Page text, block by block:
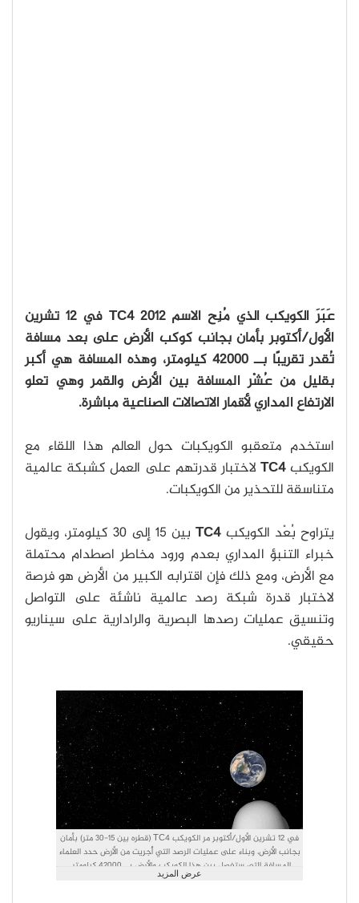
عَبَرَ الكويكب الذي مُنِح الاسم 2012 TC4 في 12 تشرين
الأول/أكتوبر بأمان بجانب كوكب الأرض على بعد مسافة
تُقدر تقريبًا بــ 42000 كيلومتر، وهذه المسافة هي أكبر
بقليل من عُشْر المسافة بين الأرض والقمر وهي تعلو
الارتفاع المداري لأقمار الاتصالات الصناعية مباشرة.
استخدم متعقبو الكويكبات حول العالم هذا اللقاء مع
الكويكبTC4لاختبار قدرتهم على العمل كشبكة عالمية
متناسقة للتحذير من الكويكبات.
يتراوح بُعْد الكويكب TC4
بين 15 إلى 30 كيلومتر، ويقول
خبراء التنبؤ المداري بعدم ورود مخاطر اصطدام محتملة
مع الأرض، ومع ذلك فإن اقترابه الكبير من الأرض هو فرصة
لاختبار قدرة شبكة رصد عالمية ناشئة على التواصل
وتنسيق عمليات رصدها البصرية والرادارية على سيناريو
حقيقي.
في 12 تشرين الأول/أكتوبر مر الكويكب TC4 (قطره بين 15-30 متر) بأمان
بجانب الأرض، وبناء على عمليات الرصد التي أُجرِيت من الأرض حدد العلماء
المسافة التي ستفصل بين هذا الكويكب والأرض بــ 42000 كيلومتر.
حقوق الصورة: NASA/JPL-Caltechعرض المزيد